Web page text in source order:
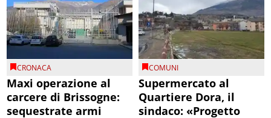
CRONACA
Maxi operazione al
carcere di Brissogne:
sequestrate armi
COMUNI
Supermercato al
Quartiere Dora, il
sindaco: «Progetto